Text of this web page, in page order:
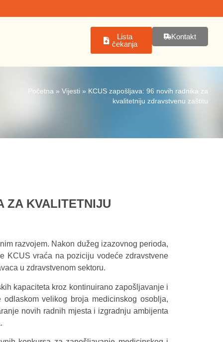
Lista
čekanja
Kontakt
Početna » Vijesti » KCUS zapošljava: 96 novih radnika za
kvalitetniju zdravstvenu zaštitu
ZA KVALITETNIJU
razvojem. Nakon dužeg izazovnog perioda,
KCUS vraća na poziciju vodeće zdravstvene
u zdravstvenom sektoru.
kapaciteta kroz kontinuirano zapošljavanje i
velikog broja medicinskog osoblja,
novih radnih mjesta i izgradnju ambijenta